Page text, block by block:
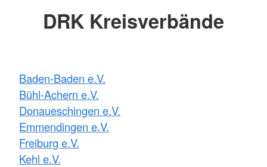
DRK Kreisverbände
Baden-Baden e.V.
Bühl-Achern e.V.
Donaueschingen e.V.
Emmendingen e.V.
Freiburg e.V.
Kehl e.V.